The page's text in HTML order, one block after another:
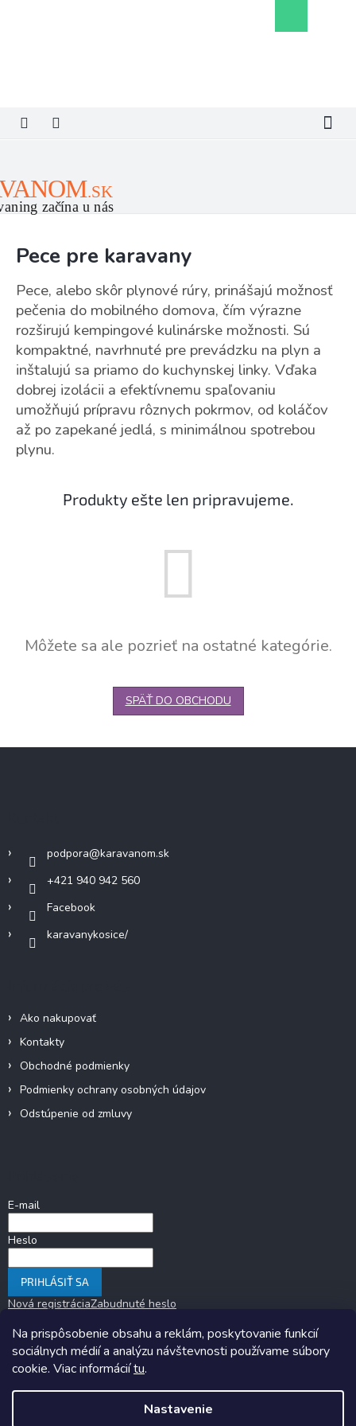
Na prispôsobenie obsahu a reklám, poskytovanie funkcií
sociálnych médií a analýzu návštevnosti používame súbory
cookie. Viac informáciítu.
Nastavenie
košík
Pece pre karavany
Pece, alebo skôr plynové rúry, prinášajú možnosť
pečenia do mobilného domova, čím výrazne
rozširujú kempingové kulinárske možnosti. Sú
kompaktné, navrhnuté pre prevádzku na plyn a
inštalujú sa priamo do kuchynskej linky. Vďaka
dobrej izolácii a efektívnemu spaľovaniu
umožňujú prípravu rôznych pokrmov, od koláčov
až po zapekané jedlá, s minimálnou spotrebou
plynu.
Produkty ešte len pripravujeme.
Môžete sa ale pozrieť na ostatné kategórie.
SPÄŤ DO OBCHODU
podpora@karavanom.sk
+421 940 942 560
Facebook
karavanykosice/
Ako nakupovať
Kontakty
Obchodné podmienky
Podmienky ochrany osobných údajov
Odstúpenie od zmluvy
E-mail
Heslo
PRIHLÁSIŤ SA
Nová registráciaZabudnuté heslo
Copyright 2026 Upraviť